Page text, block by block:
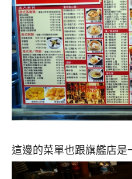
這邊的菜單也跟旗艦店是